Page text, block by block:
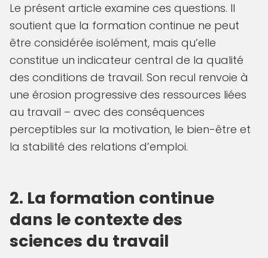
Le présent article examine ces questions. Il
soutient que la formation continue ne peut
être considérée isolément, mais qu’elle
constitue un indicateur central de la qualité
des conditions de travail. Son recul renvoie à
une érosion progressive des ressources liées
au travail – avec des conséquences
perceptibles sur la motivation, le bien-être et
la stabilité des relations d’emploi.
2. La formation continue
dans le contexte des
sciences du travail